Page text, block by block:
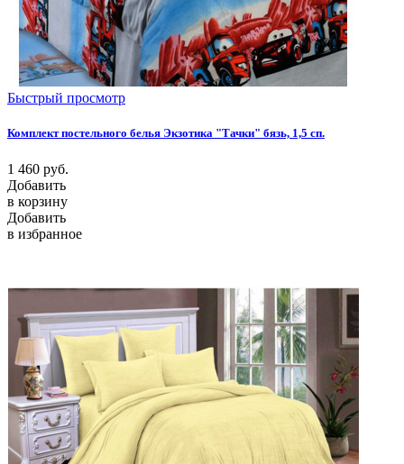
Быстрый просмотр
Комплект постельного белья Экзотика "Тачки" бязь, 1,5 сп.
1 460 руб.
Добавить
в корзину
Добавить
в избранное